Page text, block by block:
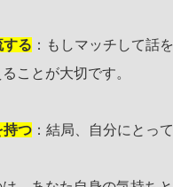
する ：もしマッチして話
ことが大切です。
持つ：結局、自分にとっ